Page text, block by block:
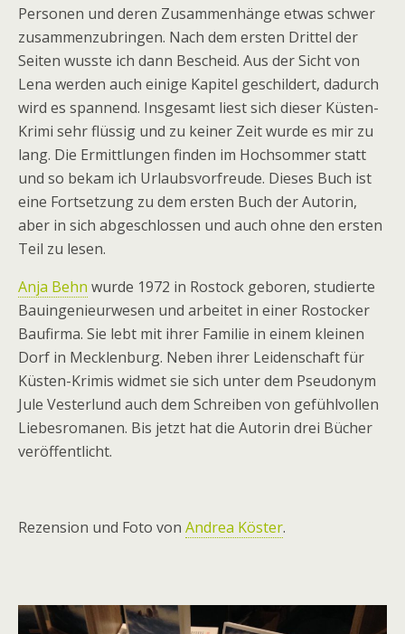
Personen und deren Zusammenhänge etwas schwer
zusammenzubringen. Nach dem ersten Drittel der
Seiten wusste ich dann Bescheid. Aus der Sicht von
Lena werden auch einige Kapitel geschildert, dadurch
wird es spannend. Insgesamt liest sich dieser Küsten-
Krimi sehr flüssig und zu keiner Zeit wurde es mir zu
lang. Die Ermittlungen finden im Hochsommer statt
und so bekam ich Urlaubsvorfreude. Dieses Buch ist
eine Fortsetzung zu dem ersten Buch der Autorin,
aber in sich abgeschlossen und auch ohne den ersten
Teil zu lesen.
Anja Behn wurde 1972 in Rostock geboren, studierte
Bauingenieurwesen und arbeitet in einer Rostocker
Baufirma. Sie lebt mit ihrer Familie in einem kleinen
Dorf in Mecklenburg. Neben ihrer Leidenschaft für
Küsten-Krimis widmet sie sich unter dem Pseudonym
Jule Vesterlund auch dem Schreiben von gefühlvollen
Liebesromanen. Bis jetzt hat die Autorin drei Bücher
veröffentlicht.
Rezension und Foto von Andrea Köster.